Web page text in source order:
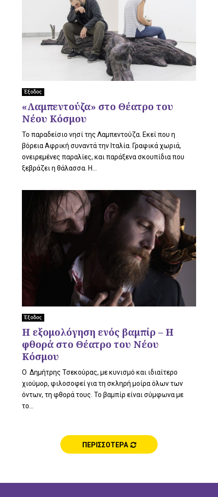
Έξοδος
«Λαμπεντούζα» στο Θέατρο του
Νέου Κόσμου
Το παραδείσιο νησί της Λαμπεντούζα. Εκεί που η
βόρεια Αφρική συναντά την Ιταλία. Γραφικά χωριά,
ονειρεμένες παραλίες, και παράξενα σκουπίδια που
ξεβράζει η θάλασσα. Η...
Έξοδος
Η εξομολόγηση ενός βαμπίρ – Η
φθορά στο Θέατρο του Νέου
Κόσμου
Ο Δημήτρης Τσεκούρας, με κυνισμό και ιδιαίτερο
χιούμορ, φιλοσοφεί για τη σκληρή μοίρα όλων των
όντων, τη φθορά τους. Το βαμπίρ είναι σύμφωνα με
το...
ΠΕΡΙΣΣΟΤΕΡΑ